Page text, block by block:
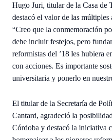
Hugo Juri, titular de la Casa de
destacó el valor de las
“Creo que la conmemoración
debe incluir festejos, pero
reformistas del ’18 les hubiera
con acciones. Es importante
universitaria y ponerlo en
El titular de la Secretaría de
Cantard, agradeció la
Córdoba y destacó la iniciativa